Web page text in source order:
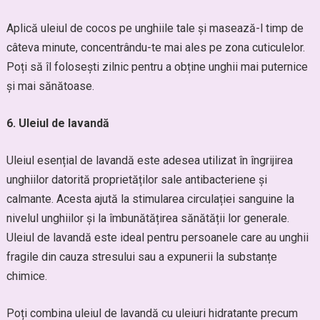
Aplică uleiul de cocos pe unghiile tale și masează-l timp de
câteva minute, concentrându-te mai ales pe zona cuticulelor.
Poți să îl folosești zilnic pentru a obține unghii mai puternice
și mai sănătoase.
6. Uleiul de lavandă
Uleiul esențial de lavandă este adesea utilizat în îngrijirea
unghiilor datorită proprietăților sale antibacteriene și
calmante. Acesta ajută la stimularea circulației sanguine la
nivelul unghiilor și la îmbunătățirea sănătății lor generale.
Uleiul de lavandă este ideal pentru persoanele care au unghii
fragile din cauza stresului sau a expunerii la substanțe
chimice.
Poți combina uleiul de lavandă cu uleiuri hidratante precum